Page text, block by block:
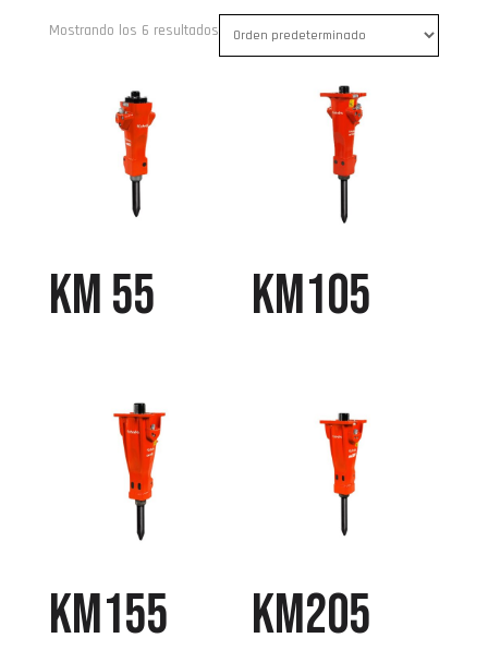
Mostrando los 6 resultados
KM 55 KM105
KM155 KM205